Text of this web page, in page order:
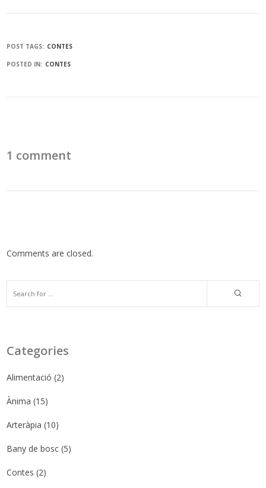
POST TAGS: CONTES
POSTED IN: CONTES
1 comment
Comments are closed.
Categories
Alimentació (2)
Ànima (15)
Arteràpia (10)
Bany de bosc (5)
Contes (2)